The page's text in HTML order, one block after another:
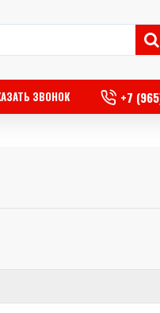
ЗВОНОК +7